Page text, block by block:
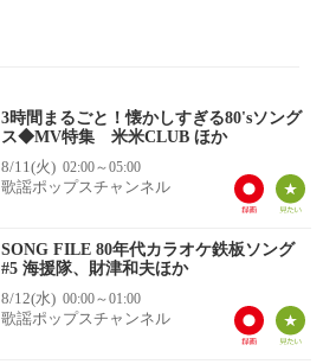
3時間まるごと！懐かしすぎる80'sソング
ス◆MV特集 米米CLUB ほか
8/11(火) 02:00～05:00
歌謡ポップスチャンネル
SONG FILE 80年代カラオケ鉄板ソング
#5 海援隊、財津和夫ほか
8/12(水) 00:00～01:00
歌謡ポップスチャンネル